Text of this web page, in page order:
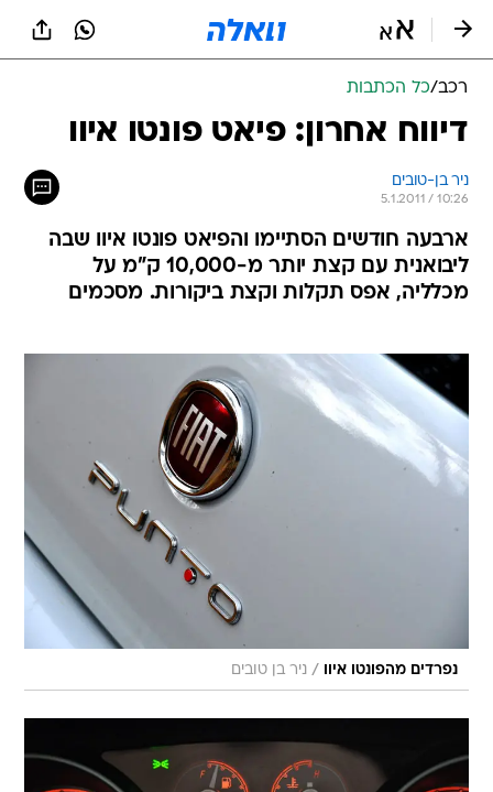
רכב/כל הכתבות
דיווח אחרון: פיאט פונטו איוו
ניר בן-טובים
5.1.2011 / 10:26
ארבעה חודשים הסתיימו והפיאט פונטו איוו שבה
ליבואנית עם קצת יותר מ-10,000 ק"מ על
מכלליה, אפס תקלות וקצת ביקורות. מסכמים
נפרדים מהפונטו איוו / ניר בן טובים